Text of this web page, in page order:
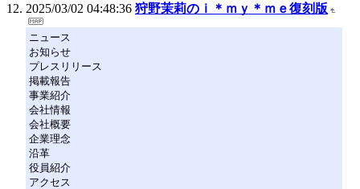
2025/03/02 04:48:36 狩野茉莉のｉ＊ｍｙ＊ｍｅ復刻版
ニュース
お知らせ
プレスリリース
掲載報告
事業紹介
会社情報
会社概要
企業理念
沿革
役員紹介
アクセス